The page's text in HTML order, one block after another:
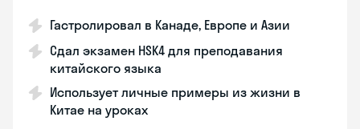
Гастролировал в Канаде, Европе и Азии
Сдал экзамен HSK4 для преподавания
китайского языка
Использует личные примеры из жизни в
Китае на уроках